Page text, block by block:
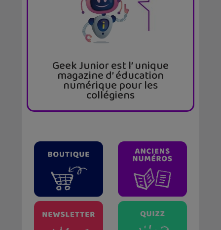
Geek Junior est l’ unique
magazine d’ éducation
numérique pour les
collégiens